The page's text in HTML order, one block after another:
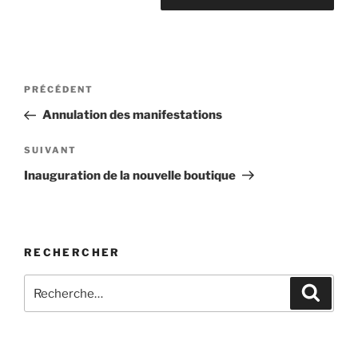
Navigation
l’article
Article
précédent
PRÉCÉDENT
Annulation des manifestations
Article
suivant
SUIVANT
Inauguration de la nouvelle boutique
RECHERCHER
pour